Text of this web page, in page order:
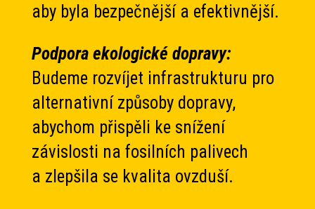
aby byla bezpečnější a efektivnější.
Podpora ekologické dopravy:
Budeme rozvíjet infrastrukturu pro
alternativní způsoby dopravy,
abychom přispěli ke snížení
závislosti na fosilních palivech
a zlepšila se kvalita ovzduší.